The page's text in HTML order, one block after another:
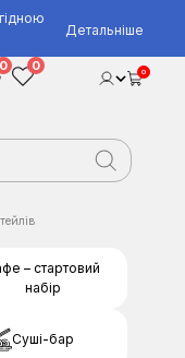
Детальніше
0 0 0
– стартовий
набір
Суші-бар